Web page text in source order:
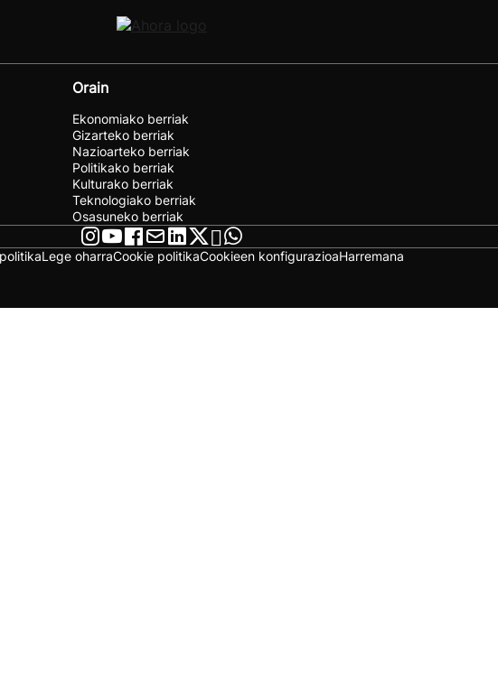
Orain
Ekonomiako berriak
Gizarteko berriak
Nazioarteko berriak
Politikako berriak
Kulturako berriak
Teknologiako berriak
Osasuneko berriak
Lege oharraCookie politikaCookieen konfigurazioaHarremana